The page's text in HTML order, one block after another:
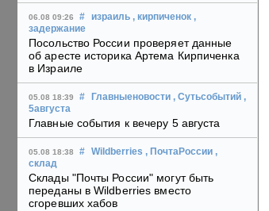
06.08 09:26 # израиль , кирпиченок ,
задержание
Посольство России проверяет данные
об аресте историка Артема Кирпиченка
в Израиле
05.08 18:39 # Главныеновости , Сутьсобытий ,
5августа
Главные события к вечеру 5 августа
05.08 18:38 # Wildberries , ПочтаРоссии ,
склад
Склады "Почты России" могут быть
переданы в Wildberries вместо
сгоревших хабов